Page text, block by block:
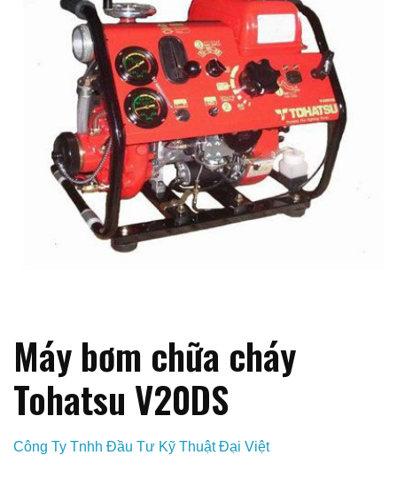
Máy bơm chữa cháy
Tohatsu V20DS
Công Ty Tnhh Đầu Tư Kỹ Thuật Đại Việt